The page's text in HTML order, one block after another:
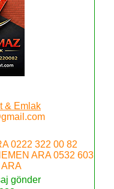
& Emlak
0222 322 00 82
ARA 0532 603
ARA
gönder